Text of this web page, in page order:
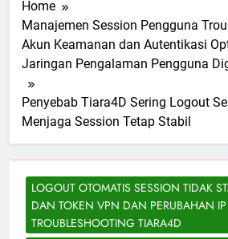
Home
Manajemen Session Pengguna
Akun Keamanan dan Autentikasi
Jaringan Pengalaman Pengguna
Penyebab Tiara4D Sering Logout
Menjaga Session Tetap Stabil
LOGOUT OTOMATIS SESSION TIDAK
DAN TOKEN VPN DAN PERUBAHAN IP
TROUBLESHOOTING TIARA4D